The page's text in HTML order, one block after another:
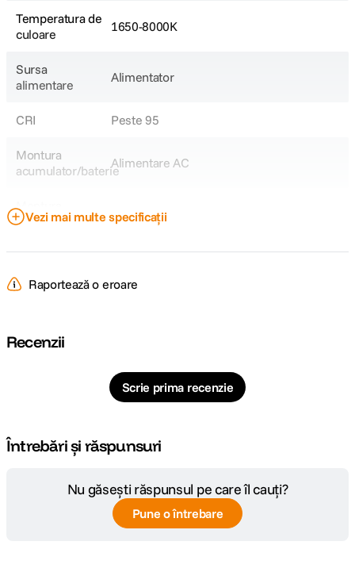
Temperatura de
culoare
1650-8000K
Sursa
alimentare
Alimentator
CRI Peste 95
Montura
acumulator/baterieAlimentare AC
Montura
accesorii
Profoto/Hive Lighting LED
Vezi mai multe specificații
Raportează o eroare
Recenzii
Scrie prima recenzie
Întrebări și răspunsuri
Nu găsești răspunsul pe care îl cauți?
Pune o întrebare